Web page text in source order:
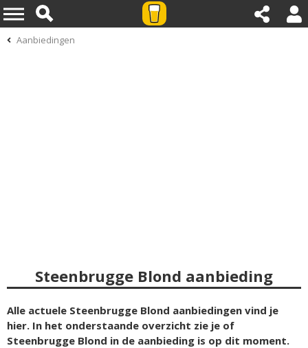
Aanbiedingen
Steenbrugge Blond aanbieding
Alle actuele Steenbrugge Blond aanbiedingen vind je
hier. In het onderstaande overzicht zie je of
Steenbrugge Blond in de aanbieding is op dit moment.